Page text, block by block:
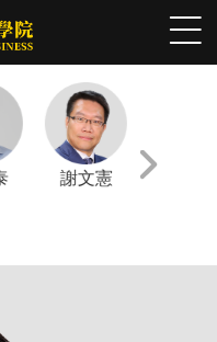
謝文憲